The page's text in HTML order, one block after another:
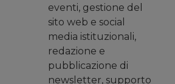
eventi, gestione del
sito web e social
media istituzionali,
redazione e
pubblicazione di
newsletter, supporto